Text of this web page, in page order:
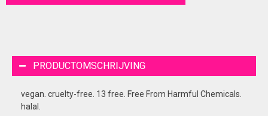
PRODUCTOMSCHRIJVING
vegan. cruelty-free. 13 free. Free From Harmful Chemicals.
halal.